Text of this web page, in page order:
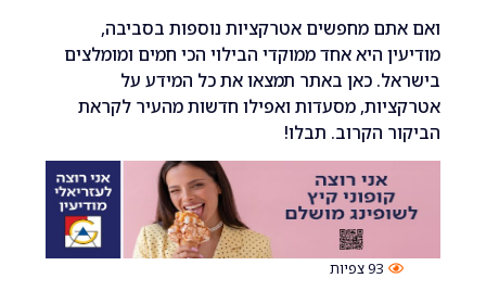
מחפשים אטרקציות נוספות בסביבה,
היא אחד ממוקדי הבילוי הכי חמים ומומלצים
כאן באתר תמצאו את כל המידע על
מסעדות ואפילו חדשות מהעיר לקראת
הקרוב. תבלו!